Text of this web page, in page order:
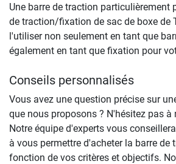
Une barre de traction particulièrement
de traction/fixation de sac de boxe de
l'utiliser non seulement en tant que
également en tant que fixation pour
Conseils personnalisés
Vous avez une question précise sur
que nous proposons ? N'hésitez pas à
Notre équipe d'experts vous
à vous permettre d'acheter la barre de
fonction de vos critères et objectifs.